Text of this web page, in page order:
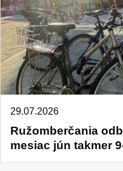
Ružomberčania
mesiac jún takmer
29.07.2026